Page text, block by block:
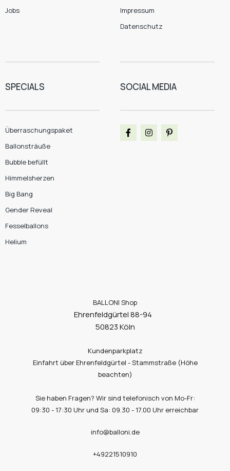
Jobs
Impressum
Datenschutz
SPECIALS
Überraschungspaket
Ballonsträuße
Bubble befüllt
Himmelsherzen
Big Bang
Gender Reveal
Fesselballons
Helium
SOCIAL MEDIA
BALLONI Shop
Ehrenfeldgürtel 88-94
50823 Köln
Kundenparkplatz
Einfahrt über Ehrenfeldgürtel - Stammstraße (Höhe
beachten)
Sie haben Fragen? Wir sind telefonisch von Mo-Fr:
09:30 - 17:30 Uhr und Sa: 09.30 - 17.00 Uhr erreichbar
info@balloni.de
+49221510910